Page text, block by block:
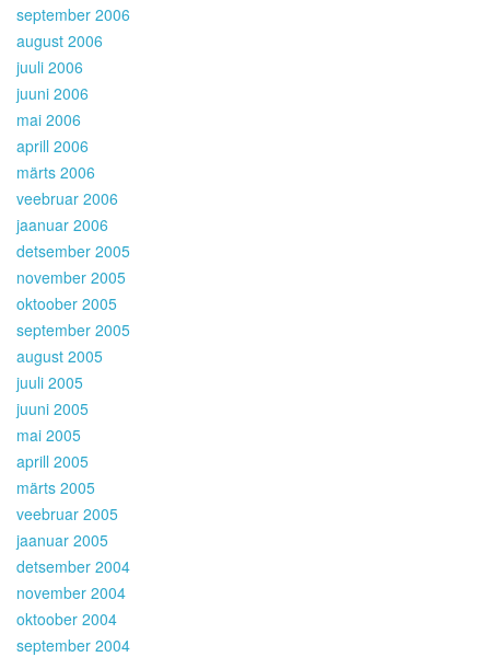
september 2006
august 2006
juuli 2006
juuni 2006
mai 2006
aprill 2006
märts 2006
veebruar 2006
jaanuar 2006
detsember 2005
november 2005
oktoober 2005
september 2005
august 2005
juuli 2005
juuni 2005
mai 2005
aprill 2005
märts 2005
veebruar 2005
jaanuar 2005
detsember 2004
november 2004
oktoober 2004
september 2004